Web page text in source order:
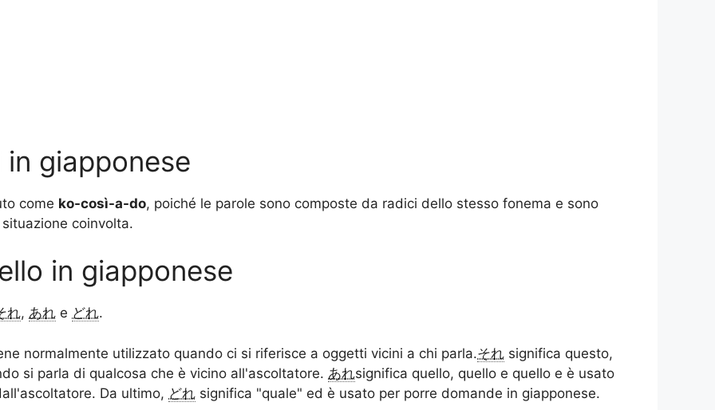
giapponese
come ko-così-a-do, poiché le parole sono composte da radici dello stesso fonema e sono
coinvolta.
in giapponese
れ, あれ e どれ.
normalmente utilizzato quando ci si riferisce a oggetti vicini a chi parla.それ significa questo,
si parla di qualcosa che è vicino all'ascoltatore. あれsignifica quello, quello e quello e è usato
Da ultimo, どれ significa "quale" ed è usato per porre domande in giapponese.